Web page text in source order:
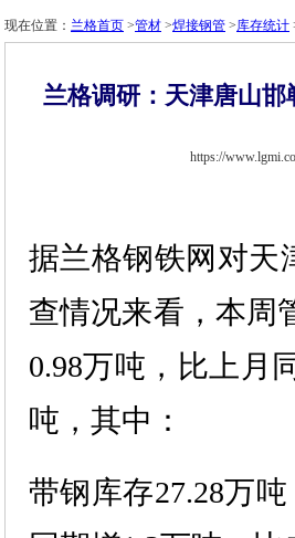
现在位置： 兰格首页 >管材 >焊接钢管 >库存统计
兰格调研：天津唐山邯
https://
据兰格钢铁网对天
查情况来看，本周
0.98万吨，比上月
吨，其中：
带钢库存27.28万